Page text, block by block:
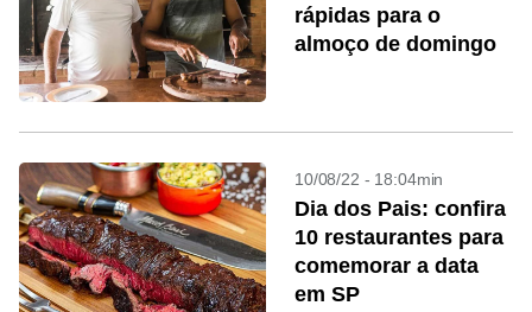
rápidas para o
almoço de domingo
10/08/22 - 18:04min
Dia dos Pais: confira
10 restaurantes para
comemorar a data
em SP